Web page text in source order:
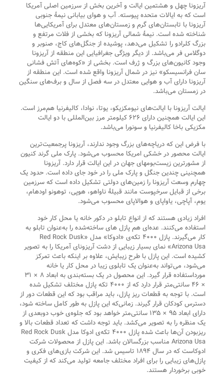
آریزونا چهل و هشتمین ایالت و آخرین بخش از سرزمین اصلی آمریکا
است که به ایالات متحده پیوسته. آب و هوای بیابانی نیمهٔ جنوبی
آریزونا با تابستان‌های گرم و زمستان‌های معتدل برای آمریکایی‌ها
شناخته شده است. نیمهٔ شمالی آریزونا که بخشی از فلات مرتفع و
بزرگ کلرادو را تشکیل می‌دهد، پوشیده از جنگل‌های کاج، صنوبر و
دوگلاس فر می‌باشد. از دیگر ویژگی جغرافیایی این منطقه از آریزونا
وجود کانیون‌های بزرگ و ژرف است. بخشی از «کوه‌های آتش فشانی
سان فرانسیسکو» نیز در شمال آریزونا واقع شده است. این منطقه از
آریزونا دارای آب و هوایی معتدل در سه فصل از سال و برف‌های سنگین
در زمستان می‌باشد.
ایالت آریزونا با ایالت‌های نیومکزیکو، یوتا، نوادا، کالیفرنیا هم‌مرز است.
این ایالت همچنین دارای ۶۲۶ کیلومتر مرز بین‌المللی با دو ایالت
مکزیکی باخا کالیفرنیا و سونورا می‌باشد.
با فرض این که دریاچه‌های بزرگ وجود ندارند، آریزونا پرجمعیت‌ترین
ایالت محصور در خشکی امریکا محسوب می‌شود. پارک ملی گرند کنیون
از مشورترین زیست‌بومهای جهان در این ایالت قرار دارد. آریزونا
همچنینی چندین جنگل و پارک ملی را در خود جای داده است. حدود یک
چهارم وسعت آریزونا را زمین‌های دولتی تشکیل داده است که سرزمین
برخی از قبایل سرخپوست مانند قبیلهٔ ناواهو، هوپی، توهونو اودهام،
یوم، آپاچی، یاواپای و هوالاپای محسوب می‌شود.
افراد زیادی هستند که از انواع تابلو در دکور خانه یا محل کار خود
استفاده می‌کنند. عده‌ای هم پازل های ساخته‌شده را به‌عنوان تابلو به
کار می‌گیرند. پازل ۴۰۰۰ تکه‌ی «ادوکا» مدل «Red Rock Dusk
Arizona Usa» نمای بسیار زیبایی از دشت آریزونای آمریکا را به تصویر
کشیده است. این پازل با طرح زیبایش، علاوه بر اینکه باعث تمرکز
می‌شود، می‌تواند به‌عنوان یک تابلوی زیبا در محل کار یا خانه
مورداستفاده قرار گیرد. این محصول در یک بسته‌بندی به ابعاد ۸ × ۳۱
× ۴۶ سانتی‌متر قرار دارد که از ۴۰۰۰ تکه پازل مختلف تشکیل شده
است. با توجه به قطعات ریز پازل، باید مراقب بود که این قطعات دور از
دسترس کودکان قرار گیرند. زمانی‌که این پازل به طور کامل ساخته شود،
دارای ابعاد ۹۵ × ۱۳۵ سانتی‌متر خواهد بود که جلوه‌ی خوب دوبعدی از
یک منظره را به تصویر می‌کشد. باید توجه داشت که تعداد قطعات بالا و
ریزبودن آن‌ها باعث شده پازل ۴۰۰۰ تکه‌ی ادوکا مدل Red Rock Dusk
Arizona Usa مناسب بزرگسالان باشد. این پازل از محصولات شرکت
ادوکاست که در سال ۱۸۹۴ تاسیس شد. این شرکت بازی‌های فکری و
پازل‌های زیبایی را برای افراد مختلف جامعه تولید می‌کند که از کیفیت
خوبی برخوردار هستند.